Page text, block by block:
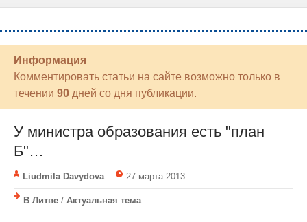
Информация
Комментировать статьи на сайте возможно только в
течении 90 дней со дня публикации.
У министра образования есть "план
Б"…
Liudmila Davydova 27 марта 2013
В Литве / Актуальная тема